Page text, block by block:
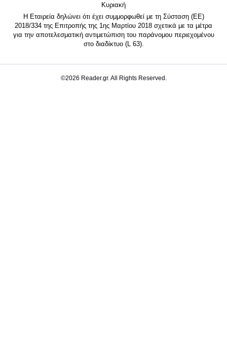
Κυριακή
Η Εταιρεία δηλώνει ότι έχει συμμορφωθεί με τη Σύσταση (ΕΕ)
2018/334 της Επιτροπής της 1ης Μαρτίου 2018 σχετικά με τα μέτρα
για την αποτελεσματική αντιμετώπιση του παράνομου περιεχομένου
στο διαδίκτυο (L 63).
©2026 Reader.gr. All Rights Reserved.